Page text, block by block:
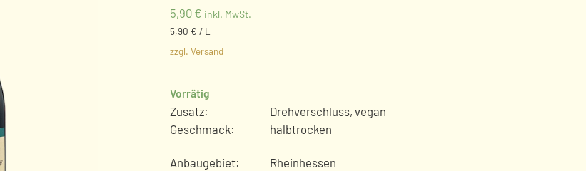
5,90 € inkl. MwSt.
5,90 € / L
zzgl. Versand
Vorrätig
Zusatz:
Drehverschluss, vegan
Geschmack:
halbtrocken
Anbaugebiet:
Rheinhessen